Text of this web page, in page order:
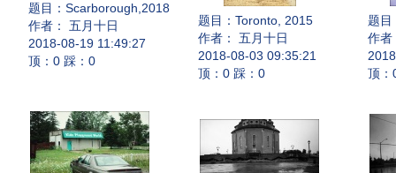
题目： Scarborough,2018
作者： 五月十日
2018-08-19 11:49:27
顶：0 踩：0
题目： Toronto, 2015
作者： 五月十日
2018-08-03 09:35:21
顶：0 踩：0
题目
作者
顶：